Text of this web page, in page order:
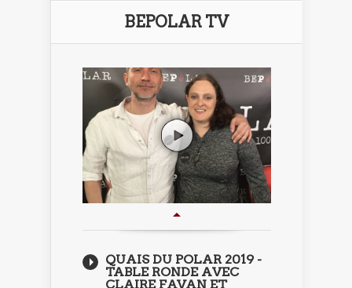
BEPOLAR TV
QUAIS DU POLAR 2019 -
TABLE RONDE AVEC
CLAIRE FAVAN ET